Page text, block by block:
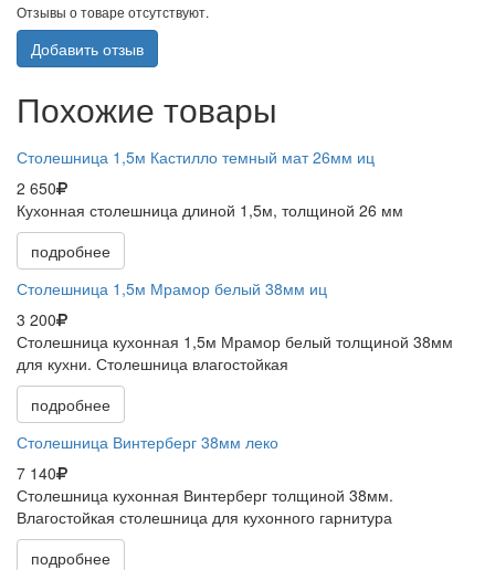
Отзывы о товаре отсутствуют.
Добавить отзыв
Похожие товары
Столешница 1,5м Кастилло темный мат 26мм иц
2 650
Кухонная столешница длиной 1,5м, толщиной 26 мм
подробнее
Столешница 1,5м Мрамор белый 38мм иц
3 200
Столешница кухонная 1,5м Мрамор белый толщиной 38мм
для кухни. Столешница влагостойкая
подробнее
Столешница Винтерберг 38мм леко
7 140
Столешница кухонная Винтерберг толщиной 38мм.
Влагостойкая столешница для кухонного гарнитура
подробнее